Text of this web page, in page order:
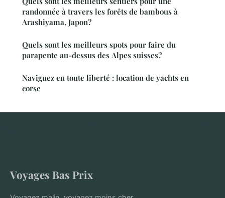
randonnée à travers les forêts de bambous à
Arashiyama, Japon?
Quels sont les meilleurs spots pour faire du
parapente au-dessus des Alpes suisses?
Naviguez en toute liberté : location de yachts en
corse
Voyages Bas Prix